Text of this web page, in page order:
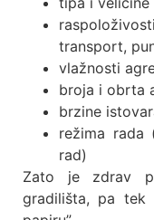
transport,
vlažnosti
broja i obrta
brzine
režima rada
rad)
Zato je zdrav
gradilišta, pa tek